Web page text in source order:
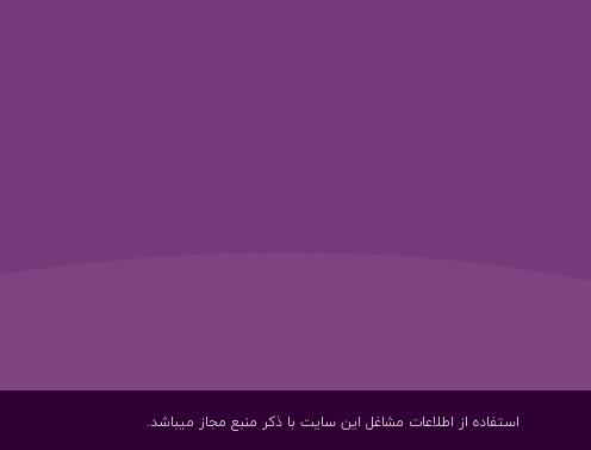
استفاده از اطلاعات مشاغل این سایت با ذکر منبع مجاز میباشد.